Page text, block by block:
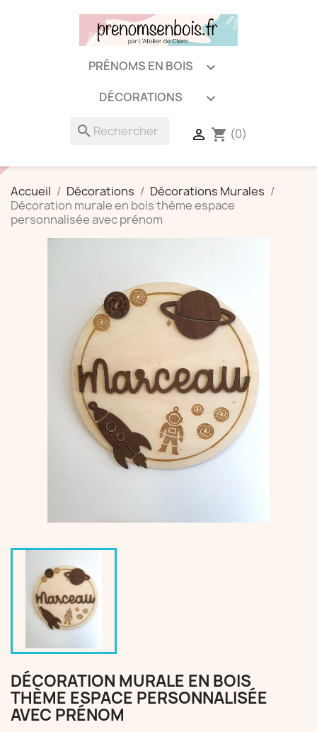

PRÉNOMS EN BOIS

DÉCORATIONS
search  shopping_cart (0)
Accueil Décorations
Décorations Murales
Décoration murale en bois thème espace
personnalisée avec prénom
DÉCORATION MURALE EN BOIS
THÈME ESPACE PERSONNALISÉE
AVEC PRÉNOM